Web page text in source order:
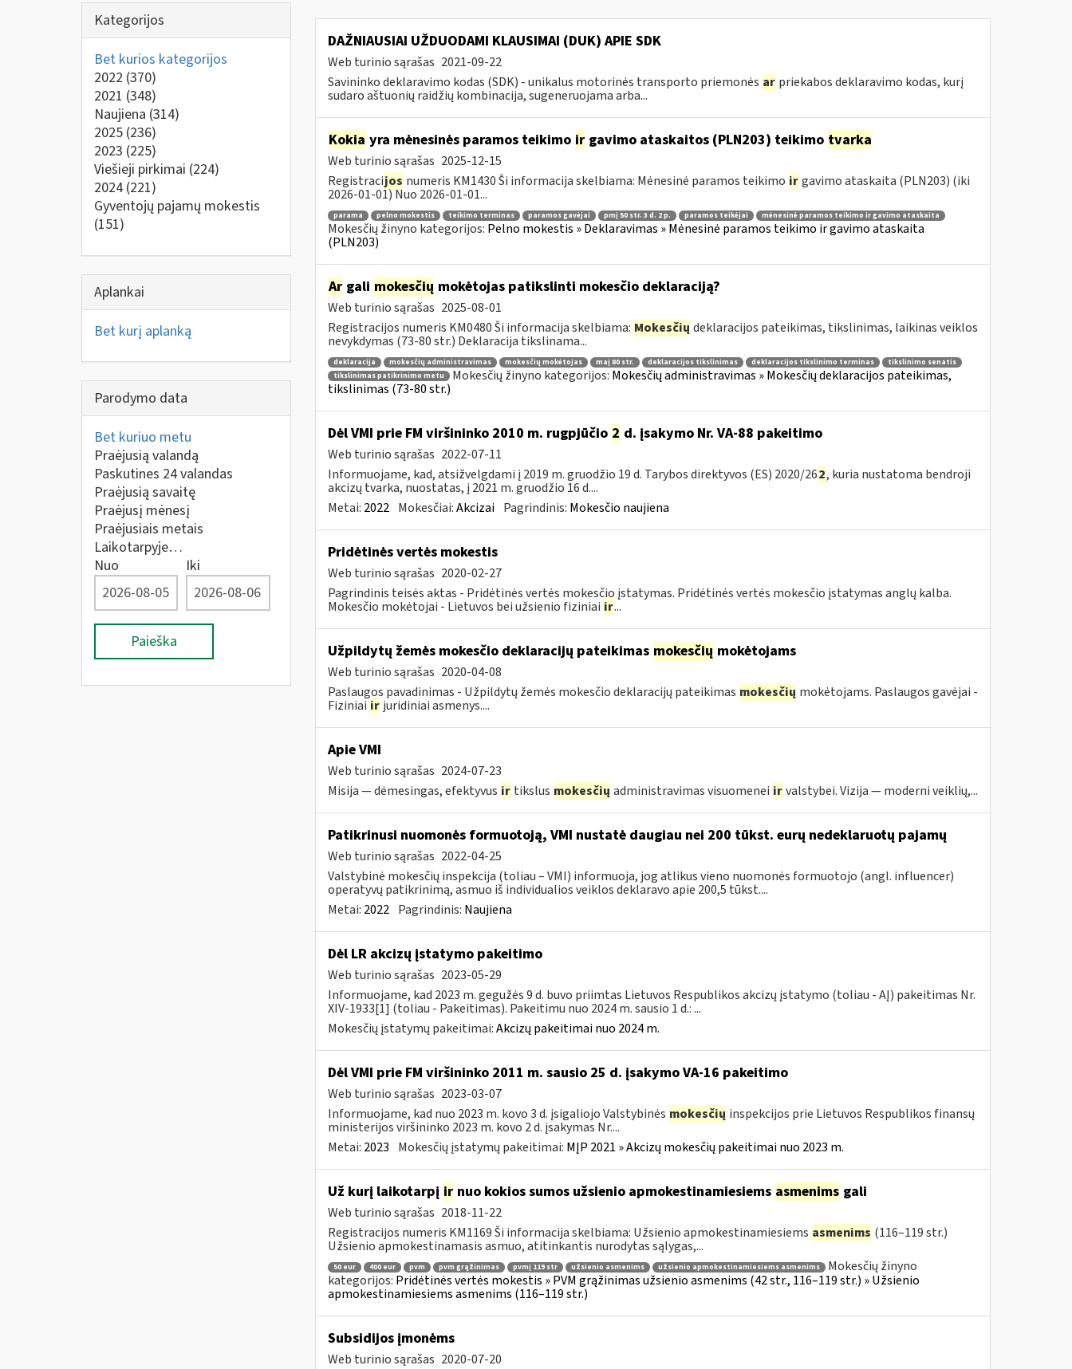
Kategorijos
Bet kurios kategorijos
2022 (370)
2021 (348)
Naujiena (314)
2025 (236)
2023 (225)
Viešieji pirkimai (224)
2024 (221)
Gyventojų pajamų mokestis
(151)
Aplankai
Bet kurį aplanką
Parodymo data
Bet kuriuo metu
Praėjusią valandą
Paskutines 24 valandas
Praėjusią savaitę
Praėjusį mėnesį
Praėjusiais metais
Laikotarpyje…
Nuo
Iki
Paieška
DAŽNIAUSIAI UŽDUODAMI KLAUSIMAI (DUK) APIE SDK
Web turinio sąrašas 2021-09-22
Savininko deklaravimo kodas (SDK) - unikalus motorinės transporto priemonės ar priekabos deklaravimo kodas, kurį
sudaro aštuonių raidžių kombinacija, sugeneruojama arba...
Kokia yra mėnesinės paramos teikimo irgavimo ataskaitos (PLN203) teikimo tvarka
Web turinio sąrašas 2025-12-15
Registracijos numeris KM1430 Ši informacija skelbiama: Mėnesinė paramos teikimo ir gavimo ataskaita (PLN203) (iki
2026-01-01) Nuo 2026-01-01...
parama pelno mokestis teikimo terminas paramos gavėjai pmį 50 str. 3 d. 2 p. paramos teikėjai mėnesinė paramos teikimo ir gavimo ataskaita
Mokesčių žinyno kategorijos: Pelno mokestis » Deklaravimas » Mėnesinė paramos teikimo ir gavimo ataskaita
(PLN203)
Argali mokesčių mokėtojas patikslinti mokesčio deklaraciją?
Web turinio sąrašas 2025-08-01
Registracijos numeris KM0480 Ši informacija skelbiama: Mokesčių deklaracijos pateikimas, tikslinimas, laikinas veiklos
nevykdymas (73-80 str.) Deklaracija tikslinama...
deklaracija mokesčių administravimas mokesčių mokėtojas maį 80 str. deklaracijos tikslinimas deklaracijos tikslinimo terminas
tikslinimo senatis
tikslinimas patikrinimo metu
Mokesčių žinyno kategorijos: Mokesčių administravimas » Mokesčių deklaracijos pateikimas,
tikslinimas (73-80 str.)
Dėl VMI prie FM viršininko 2010 m. rugpjūčio 2 d. įsakymo Nr. VA-88 pakeitimo
Web turinio sąrašas 2022-07-11
Informuojame, kad, atsižvelgdami į 2019 m. gruodžio 19 d. Tarybos direktyvos (ES) 2020/262, kuria nustatoma bendroji
akcizų tvarka, nuostatas, į 2021 m. gruodžio 16 d....
Metai: 2022 Mokesčiai:Akcizai Pagrindinis: Mokesčio naujiena
Pridėtinės vertės mokestis
Web turinio sąrašas 2020-02-27
Pagrindinis teisės aktas - Pridėtinės vertės mokesčio įstatymas. Pridėtinės vertės mokesčio įstatymas anglų kalba.
Mokesčio mokėtojai - Lietuvos bei užsienio fiziniai ir...
Užpildytų žemės mokesčio deklaracijų pateikimas mokesčių mokėtojams
Web turinio sąrašas 2020-04-08
Paslaugos pavadinimas - Užpildytų žemės mokesčio deklaracijų pateikimas mokesčių mokėtojams. Paslaugos gavėjai -
Fiziniai ir juridiniai asmenys....
Apie VMI
Web turinio sąrašas 2024-07-23
Misija — dėmesingas, efektyvus ir tikslus mokesčių administravimas visuomenei ir valstybei. Vizija — moderni veiklių,...
Patikrinusi nuomonės formuotoją, VMI nustatė daugiau nei 200 tūkst. eurų nedeklaruotų pajamų
Web turinio sąrašas 2022-04-25
Valstybinė mokesčių inspekcija (toliau – VMI) informuoja, jog atlikus vieno nuomonės formuotojo (angl. influencer)
operatyvų patikrinimą, asmuo iš individualios veiklos deklaravo apie 200,5 tūkst....
Metai: 2022 Pagrindinis: Naujiena
Dėl LR akcizų įstatymo pakeitimo
Web turinio sąrašas 2023-05-29
Informuojame, kad 2023 m. gegužės 9 d. buvo priimtas Lietuvos Respublikos akcizų įstatymo (toliau - AĮ) pakeitimas Nr.
XIV-1933[1] (toliau - Pakeitimas). Pakeitimu nuo 2024 m. sausio 1 d.: ...
Mokesčių įstatymų pakeitimai:Akcizų pakeitimai nuo 2024 m.
Dėl VMI prie FM viršininko 2011 m. sausio 25 d. įsakymo VA-16 pakeitimo
Web turinio sąrašas 2023-03-07
Informuojame, kad nuo 2023 m. kovo 3 d. įsigaliojo Valstybinės mokesčių inspekcijos prie Lietuvos Respublikos finansų
ministerijos viršininko 2023 m. kovo 2 d. įsakymas Nr....
Metai: 2023 Mokesčių įstatymų pakeitimai: MĮP 2021 » Akcizų mokesčių pakeitimai nuo 2023 m.
Už kurį laikotarpį irnuo kokios sumos užsienio apmokestinamiesiems asmenims gali
Web turinio sąrašas 2018-11-22
Registracijos numeris KM1169 Ši informacija skelbiama: Užsienio apmokestinamiesiems asmenims (116–119 str.)
Užsienio apmokestinamasis asmuo, atitinkantis nurodytas sąlygas,...
50 eur 400 eur pvm pvm grąžinimas pvmį 119 str užsienio asmenims užsienio apmokestinamiesiems asmenims
Mokesčių žinyno
kategorijos: Pridėtinės vertės mokestis » PVM grąžinimas užsienio asmenims (42 str., 116–119 str.) » Užsienio
apmokestinamiesiems asmenims (116–119 str.)
Subsidijos įmonėms
Web turinio sąrašas 2020-07-20